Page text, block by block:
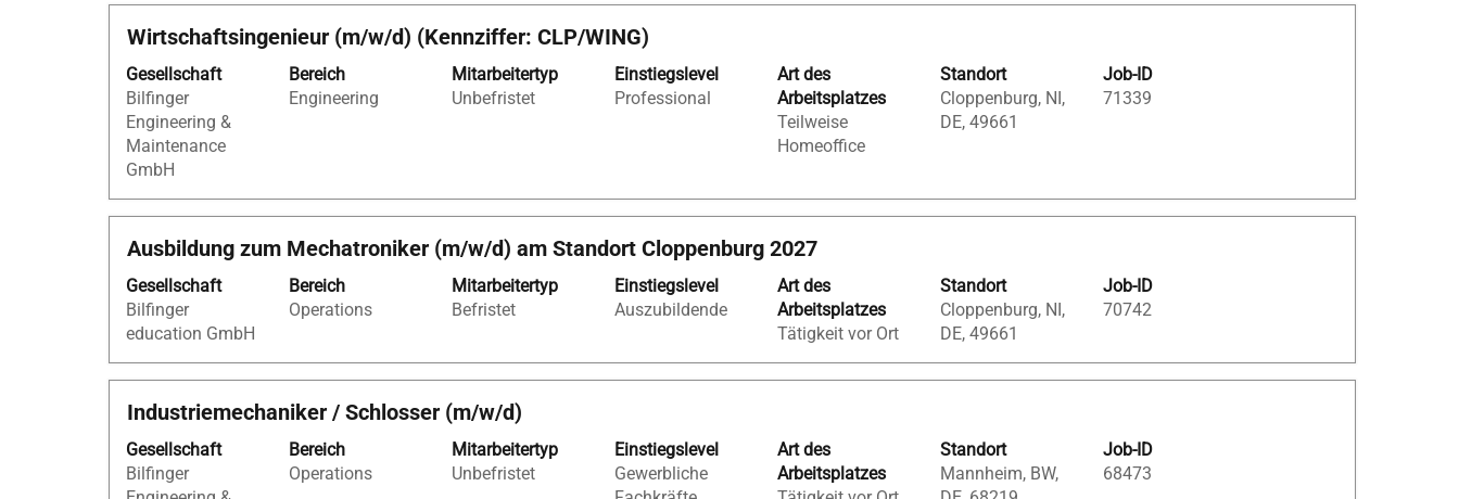
anzuzeigen.
Stellenbezeichnung
Wirtschaftsingenieur (m/w/d) (Kennziffer: CLP/WING)
Gesellschaft
Bilfinger
Engineering &
Maintenance
GmbH
Bereich
Engineering
Mitarbeitertyp
Unbefristet
Einstiegslevel
Professional
Art des
Arbeitsplatzes
Teilweise
Homeoffice
Standort
Cloppenburg, NI,
DE, 49661
Job-ID
71339
Drücken
die
Leertaste,
um
die
Stelleninformationen
vollständig
anzuzeigen.
Stellenbezeichnung
Ausbildung zum Mechatroniker (m/w/d) am Standort Cloppenburg 2027
Gesellschaft
Bilfinger
education GmbH
Bereich
Operations
Mitarbeitertyp
Befristet
Einstiegslevel
Auszubildende
Art des
Arbeitsplatzes
Tätigkeit vor Ort
Standort
Cloppenburg, NI,
DE, 49661
Job-ID
70742
Drücken
die
Leertaste,
um
die
Stelleninformationen
vollständig
Stellenbezeichnung
Industriemechaniker / Schlosser (m/w/d)
Gesellschaft
Bilfinger
Bereich
Operations
Mitarbeitertyp
Unbefristet
Einstiegslevel
Gewerbliche
Art des
Arbeitsplatzes
Standort
Mannheim, BW,
Job-ID
68473
Drücken
die
Leertaste,